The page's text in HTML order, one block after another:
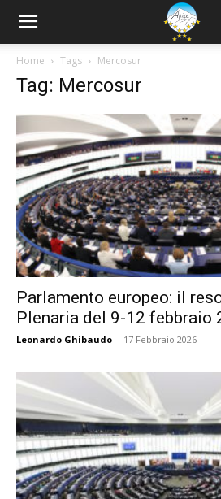
Home Tags Mercosur
Tag: Mercosur
Parlamento europeo: il
Plenaria del 9-12 febbraio
Leonardo Ghibaudo - 17 Febbraio 2026